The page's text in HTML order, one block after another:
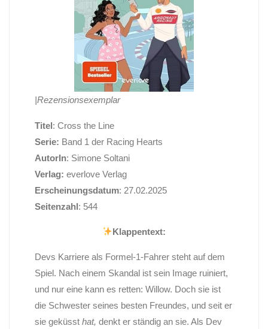
|Rezensionsexemplar
Titel: Cross the Line
Serie: Band 1 der Racing Hearts
AutorIn: Simone Soltani
Verlag: everlove Verlag
Erscheinungsdatum: 27.02.2025
Seitenzahl: 544
Klappentext:
Devs Karriere als Formel-1-Fahrer steht auf dem
Spiel. Nach einem Skandal ist sein Image ruiniert,
und nur eine kann es retten: Willow. Doch sie ist
die Schwester seines besten Freundes, und seit er
sie geküsst hat, denkt er ständig an sie. Als Dev